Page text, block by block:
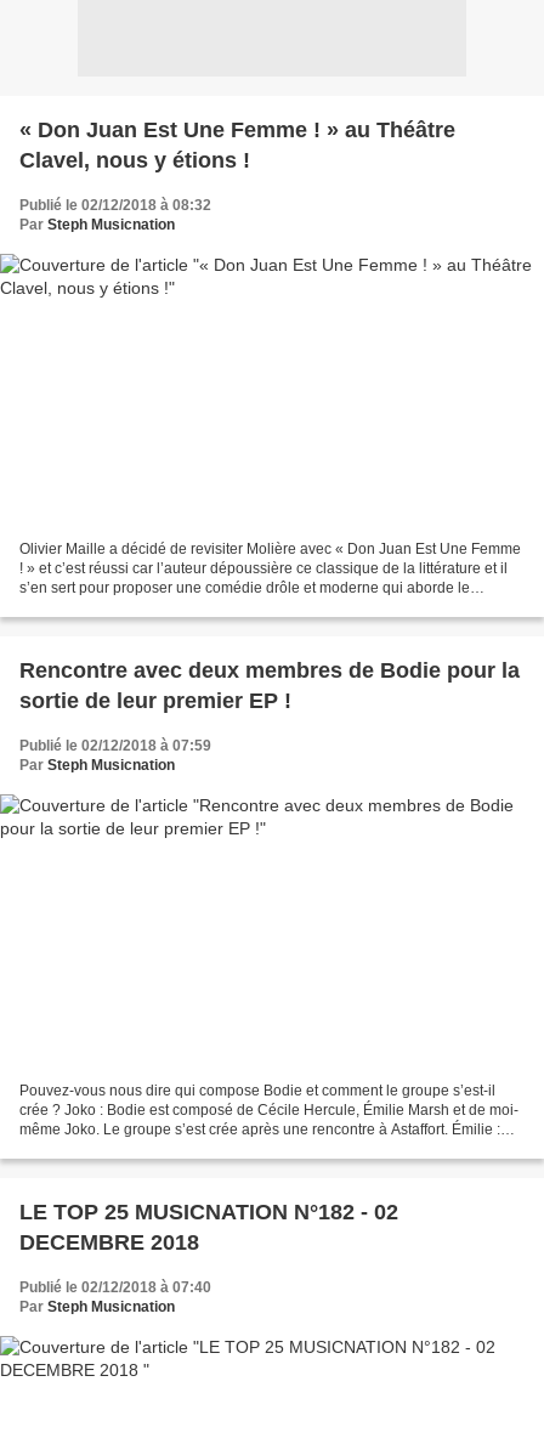
« Don Juan Est Une Femme ! » au Théâtre
Clavel, nous y étions !
Publié le 02/12/2018 à 08:32
Par Steph Musicnation
Olivier Maille a décidé de revisiter Molière avec « Don Juan Est Une Femme
! » et c’est réussi car l’auteur dépoussière ce classique de la littérature et il
s’en sert pour proposer une comédie drôle et moderne qui aborde le
Rencontre avec deux membres de Bodie pour la
sortie de leur premier EP !
Publié le 02/12/2018 à 07:59
Par Steph Musicnation
Pouvez-vous nous dire qui compose Bodie et comment le groupe s’est-il
crée ? Joko : Bodie est composé de Cécile Hercule, Émilie Marsh et de moi-
même Joko. Le groupe s’est crée après une rencontre à Astaffort. Émilie :
LE TOP 25 MUSICNATION N°182 - 02
DECEMBRE 2018
Publié le 02/12/2018 à 07:40
Par Steph Musicnation